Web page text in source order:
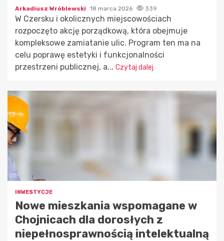
Arkadiusz Wróblewski 18 marca 2026 339
W Czersku i okolicznych miejscowościach
rozpoczęto akcję porządkową, która obejmuje
kompleksowe zamiatanie ulic. Program ten ma na
celu poprawę estetyki i funkcjonalności
przestrzeni publicznej, a... Czytaj dalej
INWESTYCJE
Nowe mieszkania wspomagane w
Chojnicach dla dorosłych z
niepełnosprawnością intelektualną